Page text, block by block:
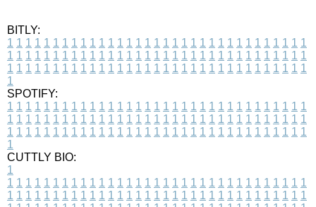
BITLY:
1 1 1 1 1 1 1 1 1 1 1 1 1 1 1 1 1 1 1 1 1 1 1 1 1 1 1 1 1 1 1 1 1
1 1 1 1 1 1 1 1 1 1 1 1 1 1 1 1 1 1 1 1 1 1 1 1 1 1 1 1 1 1 1 1 1
1 1 1 1 1 1 1 1 1 1 1 1 1 1 1 1 1 1 1 1 1 1 1 1 1 1 1 1 1 1 1 1 1
1
SPOTIFY:
1 1 1 1 1 1 1 1 1 1 1 1 1 1 1 1 1 1 1 1 1 1 1 1 1 1 1 1 1 1 1 1 1
1 1 1 1 1 1 1 1 1 1 1 1 1 1 1 1 1 1 1 1 1 1 1 1 1 1 1 1 1 1 1 1 1
1 1 1 1 1 1 1 1 1 1 1 1 1 1 1 1 1 1 1 1 1 1 1 1 1 1 1 1 1 1 1 1 1
1
CUTTLY BIO:
1
1 1 1 1 1 1 1 1 1 1 1 1 1 1 1 1 1 1 1 1 1 1 1 1 1 1 1 1 1 1 1 1 1
1 1 1 1 1 1 1 1 1 1 1 1 1 1 1 1 1 1 1 1 1 1 1 1 1 1 1 1 1 1 1 1 1